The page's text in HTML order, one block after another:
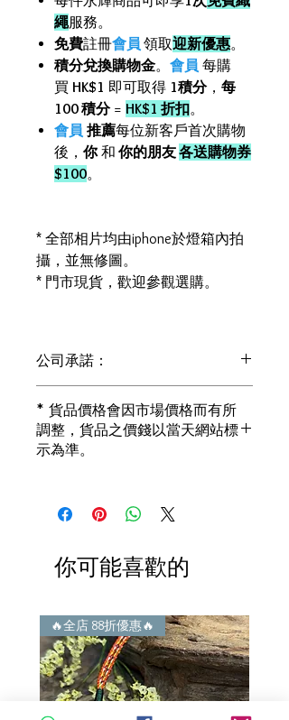
繩服務。
免費註冊會員 領取迎新優惠。
積分兌換購物金。 會員 每購
買 HK$1 即可取得 1積分， 每
100 積分= HK$1 折扣。
會員 推薦每位新客戶首次購物
後， 你和 你的朋友各送購物券
$100。
* 全部相片均由iphone於燈箱內拍
攝，並無修圖。
* 門市現貨，歡迎參觀選購。
公司承諾：
冇加色！冇化妝！
i) 所有已鑲玉器珠寶丶玉鐲丶擺件皆 奉
送 [香港翡翠鑑証書]
i) 成色足。冇鍍金！冇包金！冇假金！
3) 顧客所花費一分一毫全部都是珠寶本
i) 無佣金！無租金！無買手費！真真正
正行內批發價。
謝絕紙上談兵。
* 貨品價格會因市場價格而有所
調整，貨品之價錢以當天網站標
示為準。
你可能喜歡的
🔥全店 88折優惠🔥